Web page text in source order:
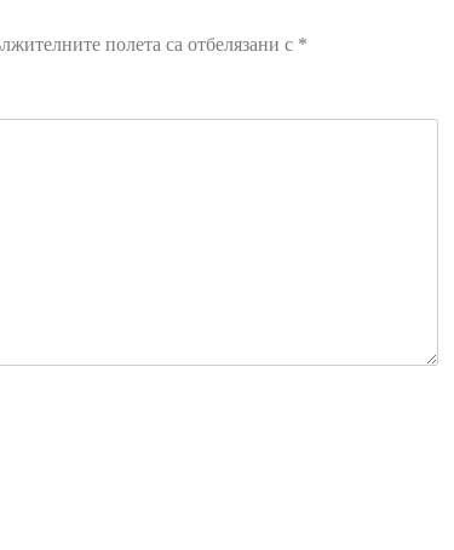
полета са отбелязани с *